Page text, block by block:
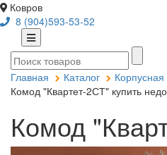
Ковров
8 (904)593-53-52
Главная Каталог
Комод "Квартет-2СТ" купить
Комод